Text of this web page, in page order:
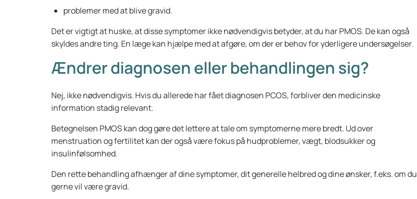
problemer med at blive gravid.
Det er vigtigt at huske, at disse symptomer ikke nødvendigvis betyder, at du har PMOS. De kan også
skyldes andre ting. En læge kan hjælpe med at afgøre, om der er behov for yderligere undersøgelser.
Ændrer diagnosen eller behandlingen sig?
Nej, ikke nødvendigvis. Hvis du allerede har fået diagnosen PCOS, forbliver den medicinske
information stadig relevant.
Betegnelsen PMOS kan dog gøre det lettere at tale om symptomerne mere bredt. Ud over
menstruation og fertilitet kan der også være fokus på hudproblemer, vægt, blodsukker og
insulinfølsomhed.
Den rette behandling afhænger af dine symptomer, dit generelle helbred og dine ønsker, f.eks. om du
gerne vil være gravid.